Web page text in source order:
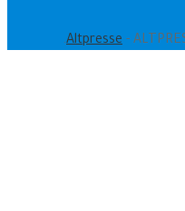
Altpresse -
.